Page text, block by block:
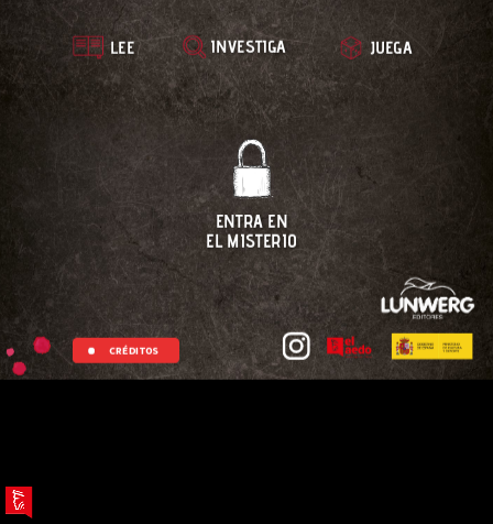
CRÉDITOS
LEE INVESTIGA JUEGA
ENTRA EN
EL MISTERIO